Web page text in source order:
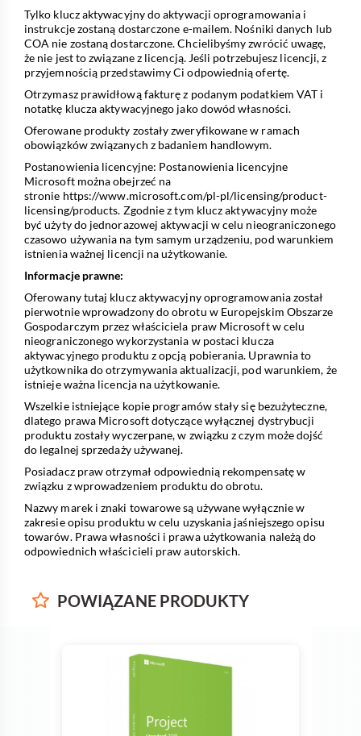
Tylko klucz aktywacyjny do aktywacji oprogramowania i
instrukcje zostaną dostarczone e-mailem. Nośniki danych lub
COA nie zostaną dostarczone. Chcielibyśmy zwrócić uwagę,
że nie jest to związane z licencją. Jeśli potrzebujesz licencji, z
przyjemnością przedstawimy Ci odpowiednią ofertę.
Otrzymasz prawidłową fakturę z podanym podatkiem VAT i
notatkę klucza aktywacyjnego jako dowód własności.
Oferowane produkty zostały zweryfikowane w ramach
obowiązków związanych z badaniem handlowym.
Postanowienia licencyjne: Postanowienia licencyjne
Microsoft można obejrzeć na
stronie https://www.microsoft.com/pl-pl/licensing/product-
licensing/products. Zgodnie z tym klucz aktywacyjny może
być użyty do jednorazowej aktywacji w celu nieograniczonego
czasowo używania na tym samym urządzeniu, pod warunkiem
istnienia ważnej licencji na użytkowanie.
Informacje prawne:
Oferowany tutaj klucz aktywacyjny oprogramowania został
pierwotnie wprowadzony do obrotu w Europejskim Obszarze
Gospodarczym przez właściciela praw Microsoft w celu
nieograniczonego wykorzystania w postaci klucza
aktywacyjnego produktu z opcją pobierania. Uprawnia to
użytkownika do otrzymywania aktualizacji, pod warunkiem, że
istnieje ważna licencja na użytkowanie.
Wszelkie istniejące kopie programów stały się bezużyteczne,
dlatego prawa Microsoft dotyczące wyłącznej dystrybucji
produktu zostały wyczerpane, w związku z czym może dojść
do legalnej sprzedaży używanej.
Posiadacz praw otrzymał odpowiednią rekompensatę w
związku z wprowadzeniem produktu do obrotu.
Nazwy marek i znaki towarowe są używane wyłącznie w
zakresie opisu produktu w celu uzyskania jaśniejszego opisu
towarów. Prawa własności i prawa użytkowania należą do
odpowiednich właścicieli praw autorskich.
POWIĄZANE PRODUKTY